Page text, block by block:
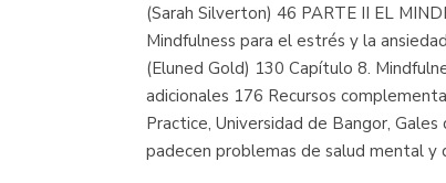
(Sarah Silverton) 46 PARTE II EL
Mindfulness para el estrés y la
(Eluned Gold) 130 Capítulo 8.
adicionales 176 Recursos
Practice, Universidad de Bangor,
padecen problemas de salud mental y